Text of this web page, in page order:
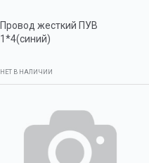
Провод жесткий ПУВ
1*4(синий)
НЕТ В НАЛИЧИИ